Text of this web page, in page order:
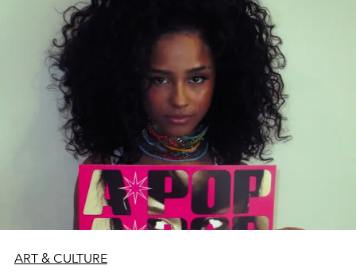
ART & CULTURE